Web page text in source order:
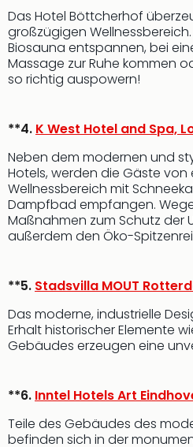
Das Hotel Böttcherhof
großzügigen
Biosauna entspannen, bei
Massage zur Ruhe kommen
so richtig auspowern!
**4. K West Hotel and Spa,
Neben dem modernen und
Hotels, werden die Gäste
Wellnessbereich mit
Dampfbad empfangen.
Maßnahmen zum Schutz der
außerdem den Öko-
**5. Stadsvilla MOUT
Das moderne, industrielle
Erhalt historischer Elemente
Gebäudes erzeugen eine
**6. Inntel Hotels Art
Teile des Gebäudes des
befinden sich in der